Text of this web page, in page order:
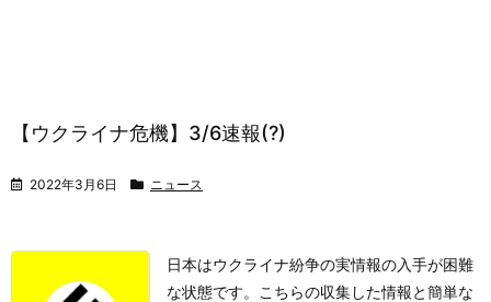
【ウクライナ危機】3/6速報(?)
2022年3月6日 ニュース
日本はウクライナ紛争の実情報の入手が困難
な状態です。こちらの収集した情報と簡単な